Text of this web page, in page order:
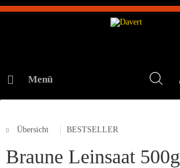
Menü
Übersicht BESTSELLER
ONLINE-SHOP
Braune Leinsaat 500g